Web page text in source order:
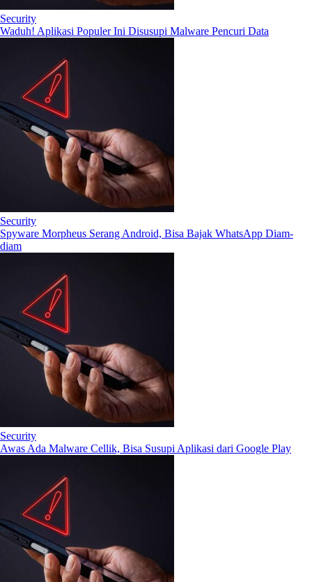
Security
Waduh! Aplikasi Populer Ini Disusupi Malware Pencuri Data
Security
Spyware Morpheus Serang Android, Bisa Bajak WhatsApp Diam-
diam
Security
Awas Ada Malware Cellik, Bisa Susupi Aplikasi dari Google Play